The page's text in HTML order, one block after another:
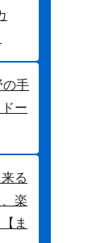
の手
ー
る
楽
ま